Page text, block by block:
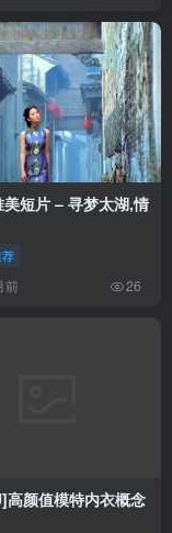
短片 – 寻梦太湖,情
前 26
高颜值模特内衣概念